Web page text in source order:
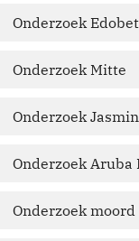
Onderzoek Edobet
Onderzoek Mitte
Onderzoek
Onderzoek Aruba
Onderzoek